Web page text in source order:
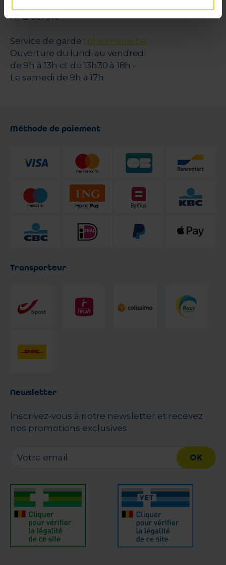
APB 637910
Service de garde : pharmacie.be
Ouverture du lundi au vendredi
de 9h à 13h et de 13h30 à 18h -
Le samedi de 9h à 17h
Méthode de paiement
Transporteur
Newsletter
Inscrivez-vous à notre newsletter et recevez
nos promotions exclusives
OK